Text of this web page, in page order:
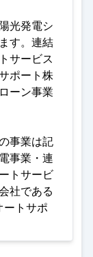
光発電シ
す。連結
サービス
ポート株
ーン事業
事業は記
事業・連
トサービ
社である
トサポ